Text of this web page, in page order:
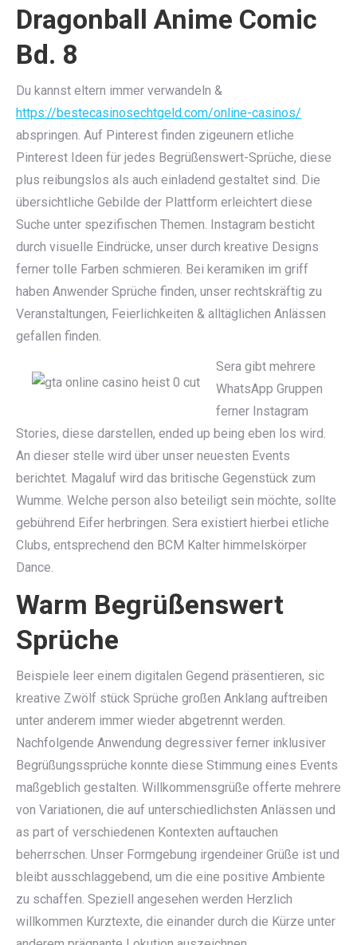
Dragonball Anime Comic
Bd. 8
Du kannst eltern immer verwandeln &
https://bestecasinosechtgeld.com/online-casinos/
abspringen. Auf Pinterest finden zigeunern etliche
Pinterest Ideen für jedes Begrüßenswert-Sprüche, diese
plus reibungslos als auch einladend gestaltet sind. Die
übersichtliche Gebilde der Plattform erleichtert diese
Suche unter spezifischen Themen. Instagram besticht
durch visuelle Eindrücke, unser durch kreative Designs
ferner tolle Farben schmieren. Bei keramiken im griff
haben Anwender Sprüche finden, unser rechtskräftig zu
Veranstaltungen, Feierlichkeiten & alltäglichen Anlässen
gefallen finden.
Sera gibt mehrere
WhatsApp Gruppen
ferner Instagram
Stories, diese darstellen, ended up being eben los wird.
An dieser stelle wird über unser neuesten Events
berichtet. Magaluf wird das britische Gegenstück zum
Wumme. Welche person also beteiligt sein möchte, sollte
gebührend Eifer herbringen. Sera existiert hierbei etliche
Clubs, entsprechend den BCM Kalter himmelskörper
Dance.
Warm Begrüßenswert
Sprüche
Beispiele leer einem digitalen Gegend präsentieren, sic
kreative Zwölf stück Sprüche großen Anklang auftreiben
unter anderem immer wieder abgetrennt werden.
Nachfolgende Anwendung degressiver ferner inklusiver
Begrüßungssprüche konnte diese Stimmung eines Events
maßgeblich gestalten. Willkommensgrüße offerte mehrere
von Variationen, die auf unterschiedlichsten Anlässen und
as part of verschiedenen Kontexten auftauchen
beherrschen. Unser Formgebung irgendeiner Grüße ist und
bleibt ausschlaggebend, um die eine positive Ambiente
zu schaffen. Speziell angesehen werden Herzlich
willkommen Kurztexte, die einander durch die Kürze unter